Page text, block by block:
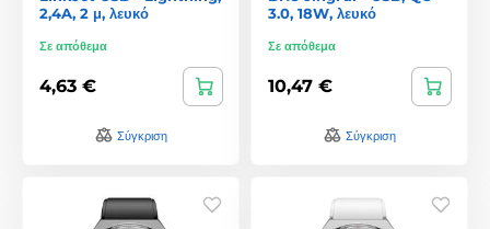
2,4A, 2 μ, λευκό
Σε απόθεμα
4,63 €
Σύγκριση
3.0, 18W, λευκό
Σε απόθεμα
10,47 €
Σύγκριση